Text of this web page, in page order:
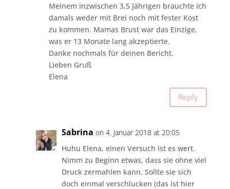
Meinem inzwischen 3,5 Jährigen brauchte ich
damals weder mit Brei noch mit fester Kost
zu kommen. Mamas Brust war das Einzige,
was er 13 Monate lang akzeptierte.
Danke nochmals für deinen Bericht.
Lieben Gruß
Elena
Reply
Sabrina on 4. Januar 2018 at 20:05
Huhu Elena, einen Versuch ist es wert.
Nimm zu Beginn etwas, dass sie ohne viel
Druck zermahlen kann. Sollte sie sich
doch einmal verschlucken (das ist hier